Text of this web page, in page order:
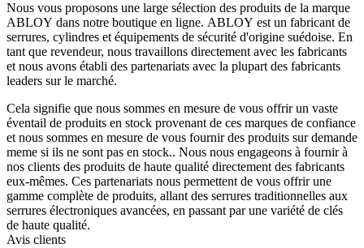
Nous vous proposons une large sélection des produits de la marque
ABLOY dans notre boutique en ligne. ABLOY est un fabricant de
serrures, cylindres et équipements de sécurité d'origine suédoise. En
tant que revendeur, nous travaillons directement avec les fabricants
et nous avons établi des partenariats avec la plupart des fabricants
leaders sur le marché.
Cela signifie que nous sommes en mesure de vous offrir un vaste
éventail de produits en stock provenant de ces marques de confiance
et nous sommes en mesure de vous fournir des produits sur demande
meme si ils ne sont pas en stock.. Nous nous engageons à fournir à
nos clients des produits de haute qualité directement des fabricants
eux-mêmes. Ces partenariats nous permettent de vous offrir une
gamme complète de produits, allant des serrures traditionnelles aux
serrures électroniques avancées, en passant par une variété de clés
de haute qualité.
Avis clients